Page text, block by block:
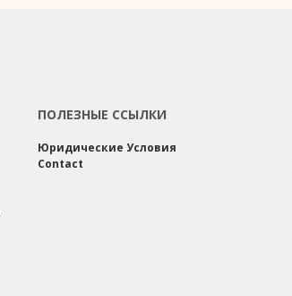
ПОЛЕЗНЫЕ ССЫЛКИ
Юридические Условия
Contact